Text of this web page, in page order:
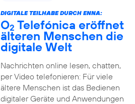
DIGITALE TEILHABE DURCH ENNA:
O2 Telefónica eröffnet
älteren Menschen die
digitale Welt
Nachrichten online lesen, chatten,
per Video telefonieren: Für viele
ältere Menschen ist das Bedienen
digitaler Geräte und Anwendungen